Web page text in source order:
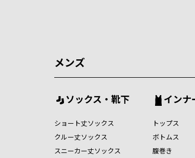
メンズ
ソックス・靴下
ショート丈ソックス
クルー丈ソックス
スニーカー丈ソックス
インナ
トップス
ボトムス
腹巻き